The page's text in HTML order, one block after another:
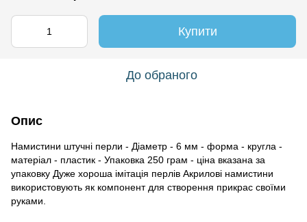
Купити
До обраного
Опис
Намистини штучні перли - Діаметр - 6 мм - форма - кругла -
матеріал - пластик - Упаковка 250 грам - ціна вказана за
упаковку Дуже хороша імітація перлів Акрилові намистини
використовують як компонент для створення прикрас своїми
руками.